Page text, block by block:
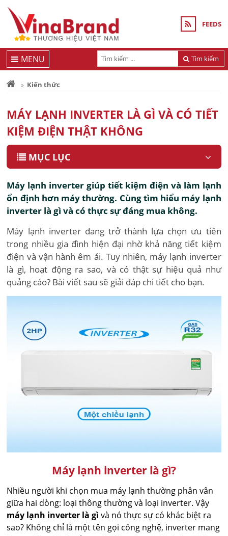
FEEDS
Tìm kiếm
MENU
Kiến thức
MÁY LẠNH INVERTER LÀ GÌ VÀ CÓ TIẾT
KIỆM ĐIỆN THẬT KHÔNG
MỤC LỤC
Máy lạnh inverter giúp tiết kiệm điện và làm lạnh
ổn định hơn máy thường. Cùng tìm hiểu máy lạnh
inverter là gì và có thực sự đáng mua không.
Máy lạnh inverter đang trở thành lựa chọn ưu tiên
trong nhiều gia đình hiện đại nhờ khả năng tiết kiệm
điện và vận hành êm ái. Tuy nhiên, máy lạnh inverter
là gì, hoạt động ra sao, và có thật sự hiệu quả như
quảng cáo? Bài viết sau sẽ giải đáp chi tiết cho bạn.
Máy lạnh inverter là gì?
Nhiều người khi chọn mua máy lạnh thường phân vân
giữa hai dòng: loại thông thường và loại inverter. Vậy
máy lạnh inverter là gì và nó thực sự có khác biệt ra
sao? Không chỉ là một tên gọi công nghệ, inverter mang